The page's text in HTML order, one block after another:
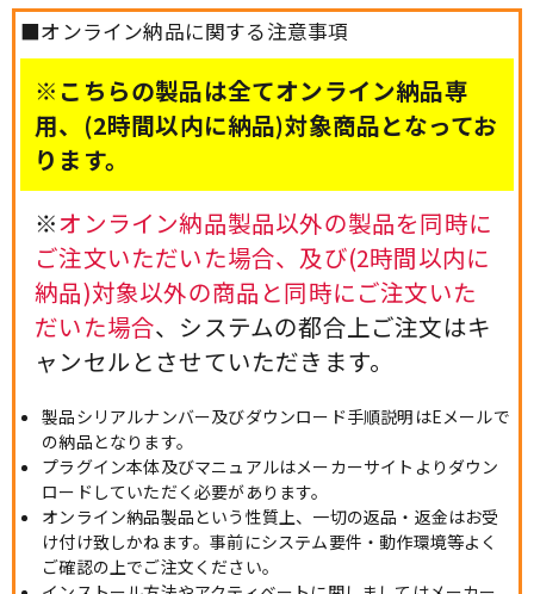
■オンライン納品に関する注意事項
※こちらの製品は全てオンライン納品専
用、(2時間以内に納品)対象商品となってお
ります。
※オンライン納品製品以外の製品を同時に
ご注文いただいた場合、及び(2時間以内に
納品)対象以外の商品と同時にご注文いた
だいた場合、システムの都合上ご注文はキ
ャンセルとさせていただきます。
製品シリアルナンバー及びダウンロード手順説明はEメールで
の納品となります。
プラグイン本体及びマニュアルはメーカーサイトよりダウン
ロードしていただく必要があります。
オンライン納品製品という性質上、一切の返品・返金はお受
け付け致しかねます。事前にシステム要件・動作環境等よく
ご確認の上でご注文ください。